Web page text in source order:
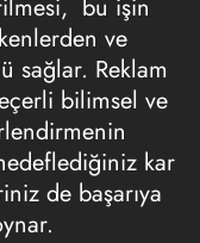
bu işin
ve
sağlar. Reklam
bilimsel ve
kar
de başarıya